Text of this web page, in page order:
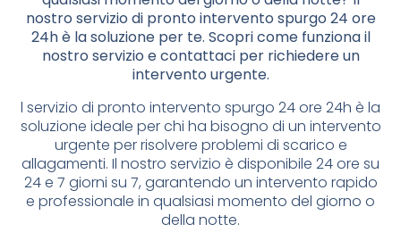
nostro servizio di pronto intervento spurgo 24 ore
24h è la soluzione per te. Scopri come funziona il
nostro servizio e contattaci per richiedere un
intervento urgente.
l servizio di pronto intervento spurgo 24 ore 24h è la
soluzione ideale per chi ha bisogno di un intervento
urgente per risolvere problemi di scarico e
allagamenti. Il nostro servizio è disponibile 24 ore su
24 e 7 giorni su 7, garantendo un intervento rapido
e professionale in qualsiasi momento del giorno o
della notte.